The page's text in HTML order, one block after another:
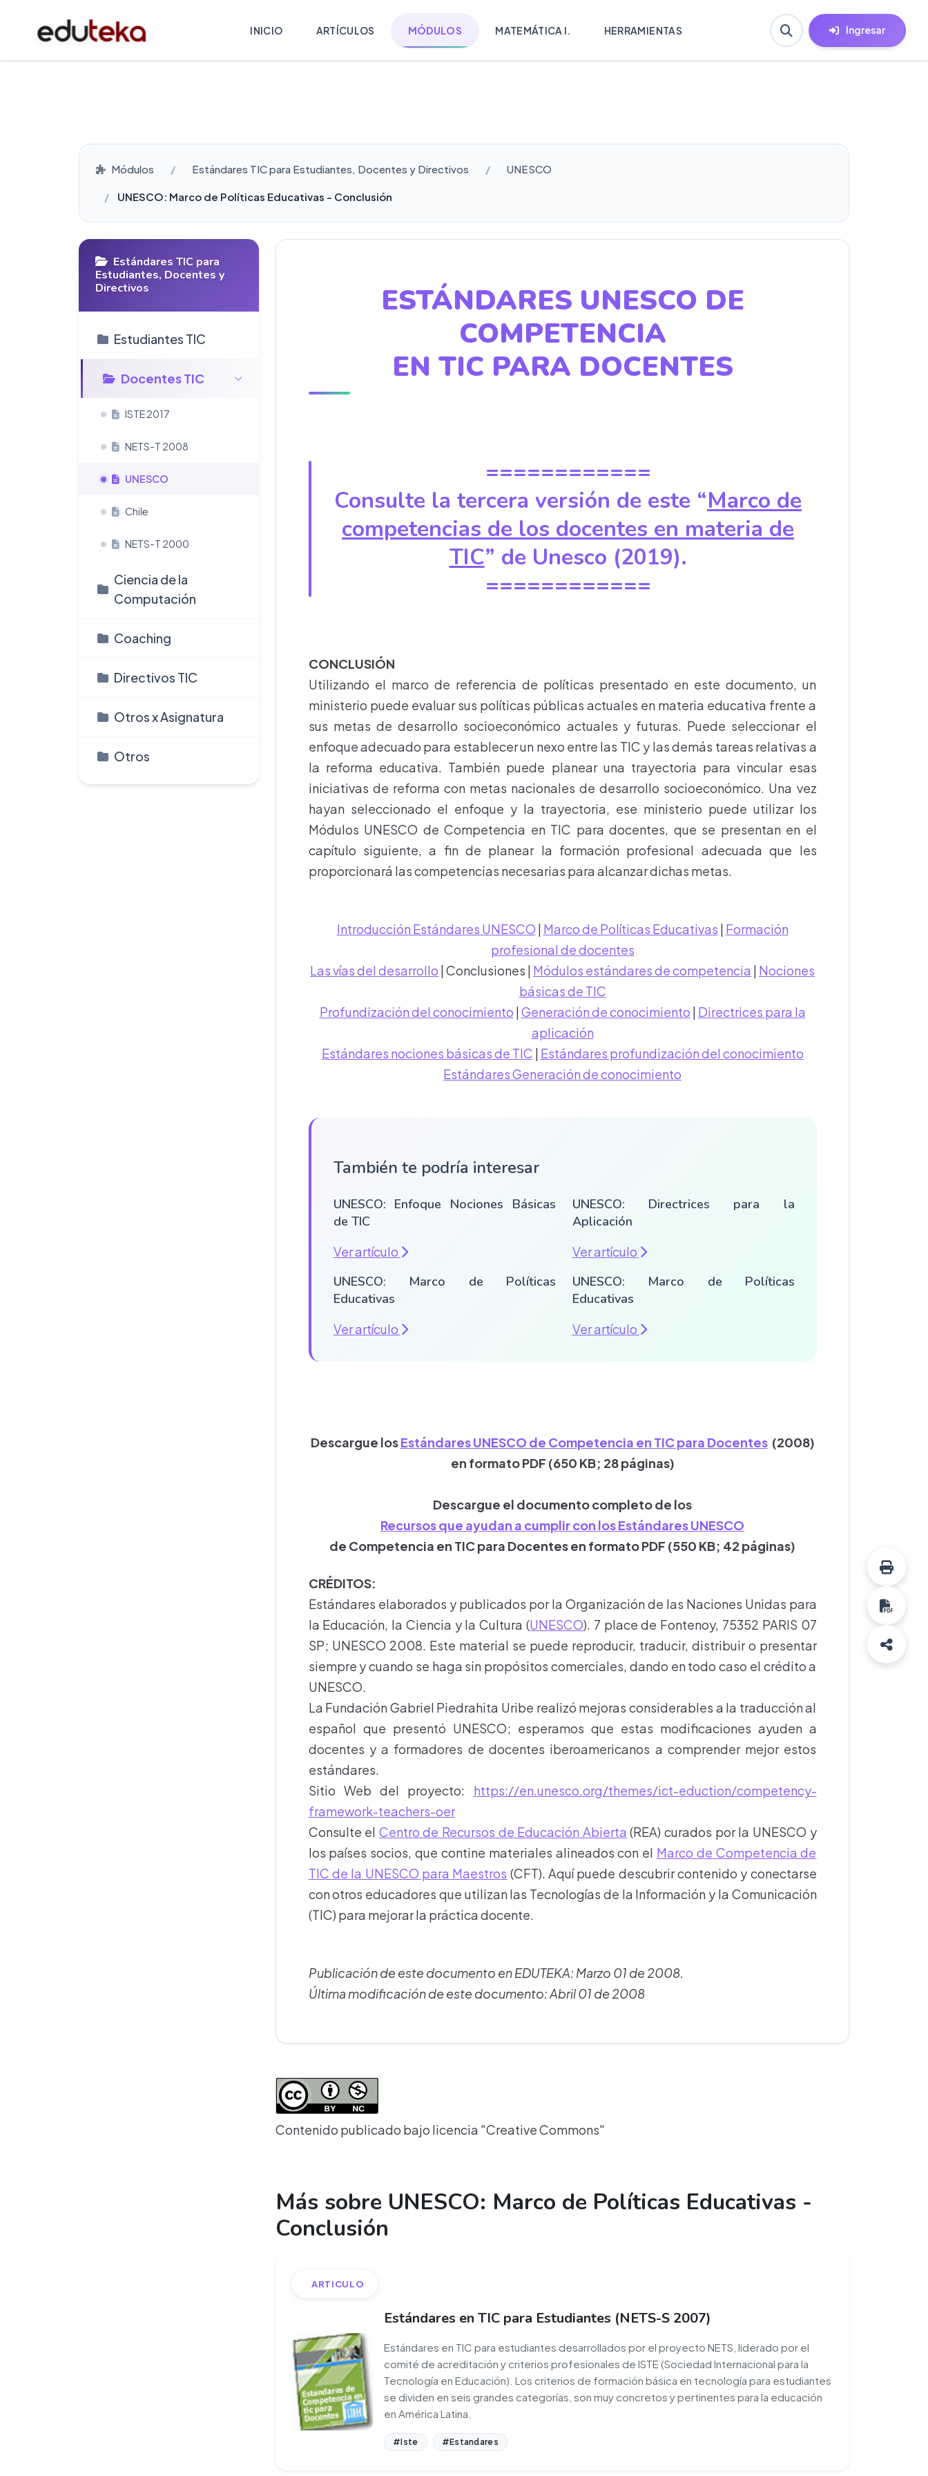
INICIO ARTÍCULOS MÓDULOS MATEMÁTICA I. HERRAMIENTAS Ingresar
Módulos Estándares TIC para Estudiantes, Docentes y Directivos UNESCO
UNESCO: Marco de Políticas Educativas - Conclusión
Estándares TIC para
Estudiantes, Docentes y
Directivos
Estudiantes TIC
Docentes TIC
ISTE 2017
NETS-T 2008
UNESCO
Chile
NETS-T 2000
Ciencia de la
Computación
Coaching
Directivos TIC
Otros x Asignatura
Otros
ESTÁNDARES UNESCO DE
COMPETENCIA
EN TIC PARA DOCENTES
============
Consulte la tercera versión de este “Marco de
competencias de los docentes en materia de
TIC” de Unesco (2019).
============
CONCLUSIÓN
Utilizando el marco de referencia de políticas presentado en este documento, un
ministerio puede evaluar sus políticas públicas actuales en materia educativa frente a
sus metas de desarrollo socioeconómico actuales y futuras. Puede seleccionar el
enfoque adecuado para establecer un nexo entre las TIC y las demás tareas relativas a
la reforma educativa. También puede planear una trayectoria para vincular esas
iniciativas de reforma con metas nacionales de desarrollo socioeconómico. Una vez
hayan seleccionado el enfoque y la trayectoria, ese ministerio puede utilizar los
Módulos UNESCO de Competencia en TIC para docentes, que se presentan en el
capítulo siguiente, a fin de planear la formación profesional adecuada que les
proporcionará las competencias necesarias para alcanzar dichas metas.
Introducción Estándares UNESCO | Marco de Políticas Educativas | Formación
profesional de docentes
Las vías del desarrollo | Conclusiones | Módulos estándares de competencia | Nociones
básicas de TIC
Profundización del conocimiento |Generación de conocimiento | Directrices para la
aplicación
Estándares nociones básicas de TIC | Estándares profundización del conocimiento
Estándares Generación de conocimiento
También te podría interesar
UNESCO: Enfoque Nociones Básicas
de TIC
Ver artículo
UNESCO: Directrices para la
Aplicación
Ver artículo
UNESCO: Marco de Políticas
Educativas
Ver artículo
UNESCO: Marco de Políticas
Educativas
Ver artículo
Descargue losEstándares UNESCO de Competencia en TIC para Docentes(2008)
en formato PDF (650 KB; 28 páginas)
Descargue el documento completo de los
Recursos que ayudan a cumplir con los Estándares UNESCO
de Competencia en TIC para Docentes en formato PDF (550 KB; 42 páginas)
CRÉDITOS:
Estándares elaborados y publicados por la Organización de las Naciones Unidas para
la Educación, la Ciencia y la Cultura (UNESCO). 7 place de Fontenoy, 75352 PARIS 07
SP; UNESCO 2008. Este material se puede reproducir, traducir, distribuir o presentar
siempre y cuando se haga sin propósitos comerciales, dando en todo caso el crédito a
UNESCO.
La Fundación Gabriel Piedrahita Uribe realizó mejoras considerables a la traducción al
español que presentó UNESCO; esperamos que estas modificaciones ayuden a
docentes y a formadores de docentes iberoamericanos a comprender mejor estos
estándares.
Sitio Web del proyecto: https://en.unesco.org/themes/ict-eduction/competency-
framework-teachers-oer
Consulte el Centro de Recursos de Educación Abierta (REA) curados por la UNESCO y
los países socios, que contine materiales alineados con el Marco de Competencia de
TIC de la UNESCO para Maestros (CFT). Aquí puede descubrir contenido y conectarse
con otros educadores que utilizan las Tecnologías de la Información y la Comunicación
(TIC) para mejorar la práctica docente.
Publicación de este documento en EDUTEKA: Marzo 01 de 2008.
Última modificación de este documento: Abril 01 de 2008
Contenido publicado bajo licencia "Creative Commons"
Más sobre UNESCO: Marco de Políticas Educativas -
Conclusión
ARTICULO
Estándares en TIC para Estudiantes (NETS-S 2007)
Estándares en TIC para estudiantes desarrollados por el proyecto NETS, liderado por el
comité de acreditación y criterios profesionales de ISTE (Sociedad Internacional para la
Tecnología en Educación). Los criterios de formación básica en tecnología para estudiantes
se dividen en seis grandes categorías, son muy concretos y pertinentes para la educación
en América Latina.
#Iste #Estandares